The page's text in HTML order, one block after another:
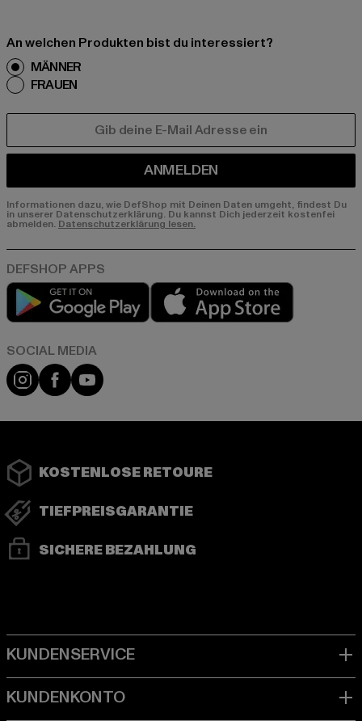
An welchen Produkten bist du interessiert?
MÄNNER
FRAUEN
ANMELDEN
Informationen dazu, wie DefShop mit Deinen Daten umgeht, findest Du
in unserer Datenschutzerklärung. Du kannst Dich jederzeit kostenfei
abmelden. Datenschutzerklärung lesen.
Play market
Instagram
FacebookYouTube
KOSTENLOSE RETOURE
TIEFPREISGARANTIE
SICHERE BEZAHLUNG